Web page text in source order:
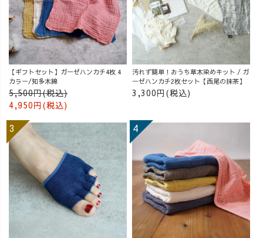
【ギフトセット】ガーゼハンカチ4枚 4
カラー/知多木綿
5,500円(税込)
4,950円(税込)
汚れず簡単！おうち草木染めキット / ガ
ーゼハンカチ2枚セット【西尾の抹茶】
3,300円(税込)